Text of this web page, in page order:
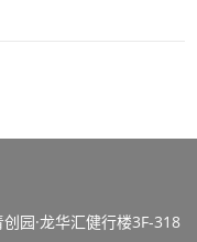
园·龙华汇健行楼3F-318